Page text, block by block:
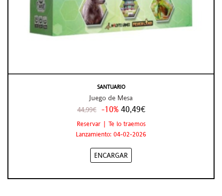
SANTUARIO
Juego de Mesa
44,99€ -10% 40,49€
Reservar | Te lo traemos
Lanzamiento: 04-02-2026
ENCARGAR